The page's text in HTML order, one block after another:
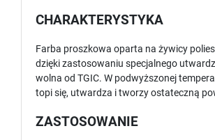
CHARAKTERYSTYKA
Farba proszkowa oparta na żywicy
dzięki zastosowaniu specjalnego
wolna od TGIC. W podwyższonej
topi się, utwardza i tworzy ostateczną
ZASTOSOWANIE